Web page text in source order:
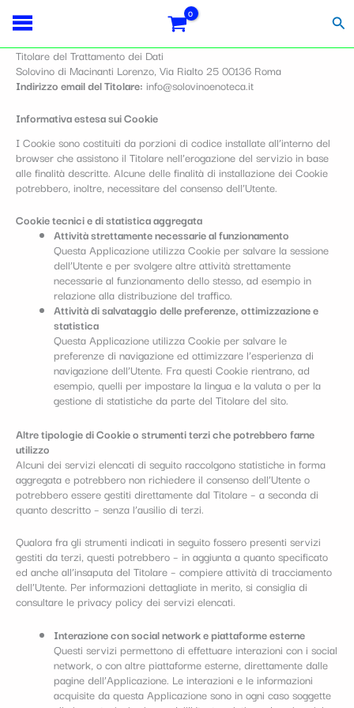
contenuto
Titolare del Trattamento dei Dati
Solovino di Macinanti Lorenzo, Via Rialto 25 00136 Roma
Indirizzo email del Titolare: info@solovinoenoteca.it
Informativa estesa sui Cookie
I Cookie sono costituiti da porzioni di codice installate all’interno del
browser che assistono il Titolare nell’erogazione del servizio in base
alle finalità descritte. Alcune delle finalità di installazione dei Cookie
potrebbero, inoltre, necessitare del consenso dell’Utente.
Cookie tecnici e di statistica aggregata
Attività strettamente necessarie al funzionamento
Questa Applicazione utilizza Cookie per salvare la sessione
dell’Utente e per svolgere altre attività strettamente
necessarie al funzionamento dello stesso, ad esempio in
relazione alla distribuzione del traffico.
Attività di salvataggio delle preferenze, ottimizzazione e
statistica
Questa Applicazione utilizza Cookie per salvare le
preferenze di navigazione ed ottimizzare l’esperienza di
navigazione dell’Utente. Fra questi Cookie rientrano, ad
esempio, quelli per impostare la lingua e la valuta o per la
gestione di statistiche da parte del Titolare del sito.
Altre tipologie di Cookie o strumenti terzi che potrebbero farne
utilizzo
Alcuni dei servizi elencati di seguito raccolgono statistiche in forma
aggregata e potrebbero non richiedere il consenso dell’Utente o
potrebbero essere gestiti direttamente dal Titolare – a seconda di
quanto descritto – senza l’ausilio di terzi.
Qualora fra gli strumenti indicati in seguito fossero presenti servizi
gestiti da terzi, questi potrebbero – in aggiunta a quanto specificato
ed anche all’insaputa del Titolare – compiere attività di tracciamento
dell’Utente. Per informazioni dettagliate in merito, si consiglia di
consultare le privacy policy dei servizi elencati.
Interazione con social network e piattaforme esterne
Questi servizi permettono di effettuare interazioni con i social
network, o con altre piattaforme esterne, direttamente dalle
pagine dell’Applicazione. Le interazioni e le informazioni
acquisite da questa Applicazione sono in ogni caso soggette